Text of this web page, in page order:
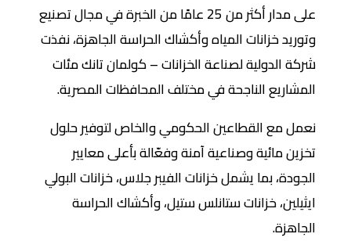
على مدار أكثر من 25 عامًا من الخبرة في مجال تصنيع
وتوريد خزانات المياه وأكشاك الحراسة الجاهزة، نفذت
شركة الدولية لصناعة الخزانات – كولمان تانك مئات
المشاريع الناجحة في مختلف المحافظات المصرية.
نعمل مع القطاعين الحكومي والخاص لتوفير حلول
تخزين مائية وصناعية آمنة وفعّالة بأعلى معايير
الجودة، بما يشمل خزانات الفيبر جلاس، خزانات البولي
ايثيلين، خزانات ستانلس ستيل، وأكشاك الحراسة
الجاهزة.